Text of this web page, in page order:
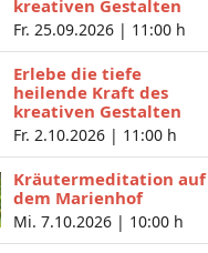
kreativen Gestalten
Fr. 25.09.2026 | 11:00 h
Erlebe die tiefe
heilende Kraft des
kreativen Gestalten
Fr. 2.10.2026 | 11:00 h
Kräutermeditation auf
dem Marienhof
Mi. 7.10.2026 | 10:00 h